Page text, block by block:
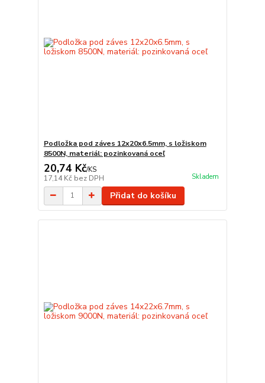
Podložka pod záves 12x20x6.5mm, s ložiskom
8500N, materiál: pozinkovaná oceľ
20,74 Kč/KS
17,14 Kč bez DPH Skladem
Přidat do košíku